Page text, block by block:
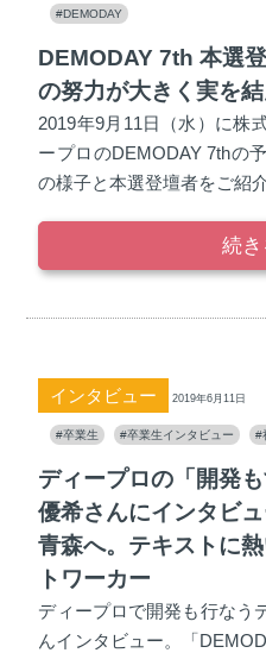
#DEMODAY
DEMODAY 7th 本選
の努力が大きく実を
2019年9月11日（水）に株
ープロのDEMODAY 7thの
の様子と本選登壇者をご紹
続
インタビュー 2019年6月11日
#卒業生 #卒業生インタビュー #
ディープロの「開発
優希さんにインタビ
青森へ。テキストに
トワーカー
ディープロで開発も行なう
んインタビュー。「